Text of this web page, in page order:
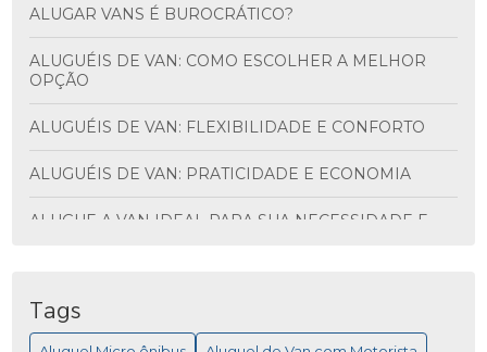
ALUGAR VANS É BUROCRÁTICO?
ALUGUÉIS DE VAN: COMO ESCOLHER A MELHOR
OPÇÃO
ALUGUÉIS DE VAN: FLEXIBILIDADE E CONFORTO
ALUGUÉIS DE VAN: PRATICIDADE E ECONOMIA
ALUGUE A VAN IDEAL PARA SUA NECESSIDADE E
PRATICIDADE
Tags